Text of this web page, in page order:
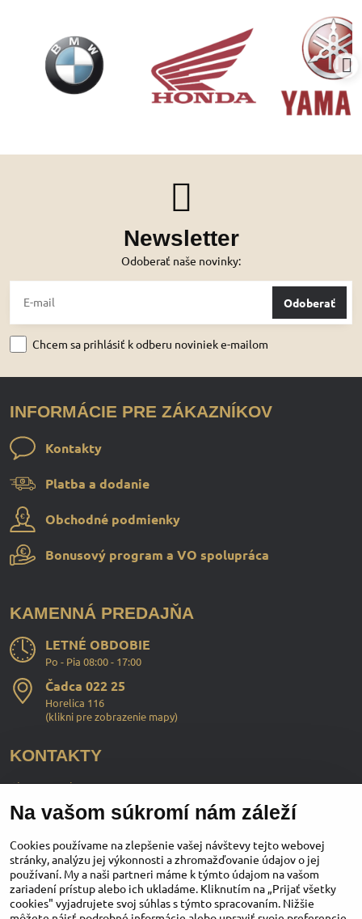
Newsletter
Odoberať naše novinky:
Odoberať
Chcem sa prihlásiť k odberu noviniek e-mailom
INFORMÁCIE PRE ZÁKAZNÍKOV
Kontakty
Platba a dodanie
Obchodné podmienky
Bonusový program a VO spolupráca
KAMENNÁ PREDAJŇA
LETNÉ OBDOBIE
Po - Pia 08:00 - 17:00
Čadca 022 25
Horelica 116
(klikni pre zobrazenie mapy)
KONTAKTY
ChopperStyle s.r.o.
Ing. Martin Murčo
+421 911 364 555
obchod​@chopperstyle​.sk
Na vašom súkromí nám záleží
Cookies používame na zlepšenie vašej návštevy tejto webovej
stránky, analýzu jej výkonnosti a zhromažďovanie údajov o jej
používaní. My a naši partneri máme k týmto údajom na vašom
zariadení prístup alebo ich ukladáme. Kliknutím na „Prijať všetky
cookies" vyjadrujete svoj súhlas s týmto spracovaním. Nižšie